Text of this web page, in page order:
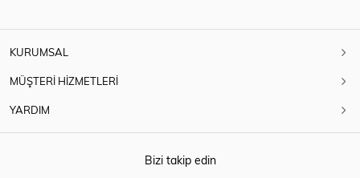
KURUMSAL
MÜŞTERİ HİZMETLERİ
YARDIM
Bizi takip edin